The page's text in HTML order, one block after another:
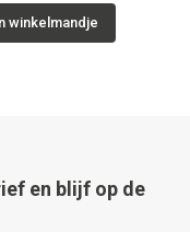
winkelmandje
en blijf op de